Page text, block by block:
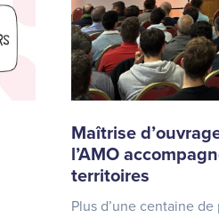
Maîtrise
l’AMO
territoires
Plus d’une centaine